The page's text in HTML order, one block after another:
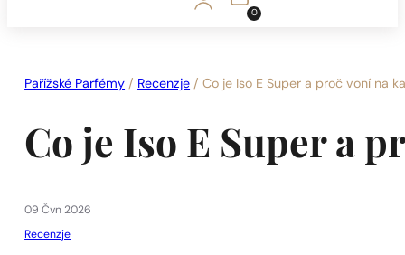
0
Pařížské Parfémy / Recenzje /Co je Iso E Super a proč voní na
Co je Iso E Super a
09 Čvn 2026
Recenzje